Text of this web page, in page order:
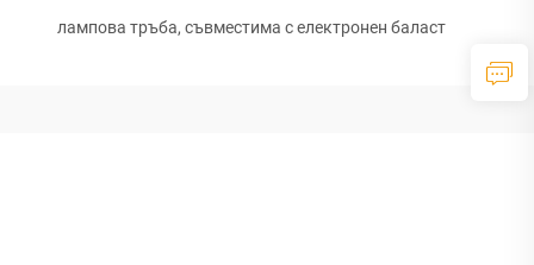
лампова тръба, съвместима с електронен баласт